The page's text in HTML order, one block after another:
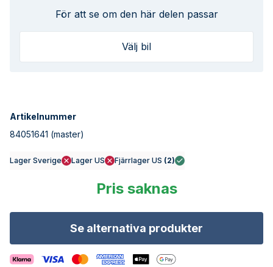
För att se om den här delen passar
Välj bil
Artikelnummer
84051641 (master)
Lager Sverige Lager US Fjärrlager US (2)
Pris saknas
Se alternativa produkter